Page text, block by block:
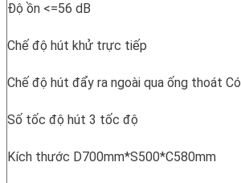
Độ ồn <=56 dB
Chế độ hút khử trực tiếp
Chế độ hút đẩy ra ngoài qua ống thoát Có
Số tốc độ hút 3 tốc độ
Kích thước D700mm*S500*C580mm